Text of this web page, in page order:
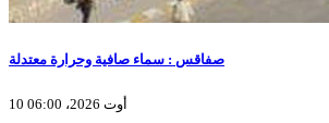
صفاقس : سماء صافية وحرارة معتدلة
10 أوت 2026، 06:00